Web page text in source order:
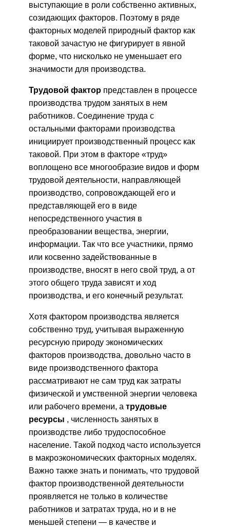
выступающие в роли собственно активных,
созидающих факторов. Поэтому в ряде
факторных моделей природный фактор как
таковой зачастую не фигурирует в явной
форме, что нисколько не уменьшает его
значимости для производства.
Трудовой фактор представлен в процессе
производства трудом занятых в нем
работников. Соединение труда с
остальными факторами производства
инициирует производственный процесс как
таковой. При этом в факторе «труд»
воплощено все многообразие видов и форм
трудовой деятельности, направляющей
производство, сопровождающей его и
представляющей его в виде
непосредственного участия в
преобразовании вещества, энергии,
информации. Так что все участники, прямо
или косвенно задействованные в
производстве, вносят в него свой труд, а от
этого общего труда зависят и ход
производства, и его конечный результат.
Хотя фактором производства является
собственно труд, учитывая выраженную
ресурсную природу экономических
факторов производства, довольно часто в
виде производственного фактора
рассматривают не сам труд как затраты
физической и умственной энергии человека
или рабочего времени, а трудовые
ресурсы , численность занятых в
производстве либо трудоспособное
население. Такой подход часто используется
в макроэкономических факторных моделях.
Важно также знать и понимать, что трудовой
фактор производственной деятельности
проявляется не только в количестве
работников и затратах труда, но и в не
меньшей степени — в качестве и